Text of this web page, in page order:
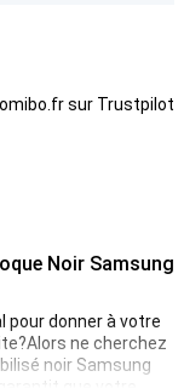
sur Trustpilot
Noir Samsung
pour donner à votre
ne cherchez
noir Samsung